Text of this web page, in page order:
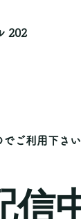
202
ご利用下さい
信